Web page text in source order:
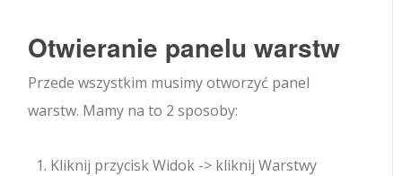
Otwieranie panelu warstw
Przede wszystkim musimy otworzyć panel
warstw. Mamy na to 2 sposoby:
Kliknij przycisk Widok -> kliknij Warstwy